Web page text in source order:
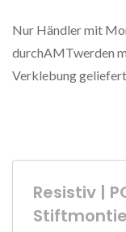
Nur Händler mit
durchAMTwerden
Verklebung
Resistiv |